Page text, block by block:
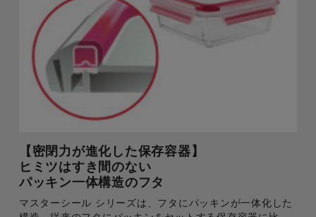
【密閉力が進化した保存容器】
ヒミツはすき間のない
パッキン一体構造のフタ
マスターシール シリーズは、フタにパッキンが一体化した